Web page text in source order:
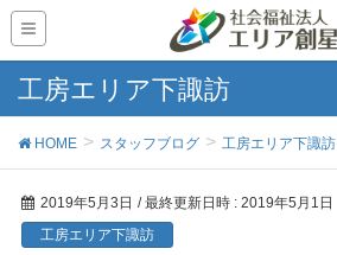
工房エリア下諏訪
HOME スタッフブログ 工房エリア下諏訪
2019年5月3日 / 最終更新日時 : 2019年5月1日
工房エリア下諏訪